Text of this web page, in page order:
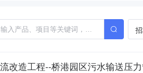
改造工程--桥港园区污水输送压